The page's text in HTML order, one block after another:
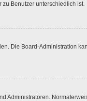
zu Benutzer unterschiedlich ist.
Die Board-Administration
Administratoren.